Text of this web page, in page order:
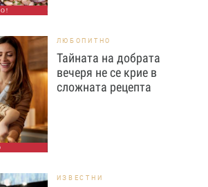
ЛЮБОПИТНО
Тайната на добрата
вечеря не се крие в
сложната рецепта
ИЗВЕСТНИ